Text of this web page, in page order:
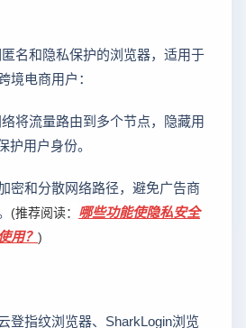
名和隐私保护的浏览器，适用于
境电商用户：
将流量路由到多个节点，隐藏用
用户身份。
密和分散网络路径，避免广告商
(推荐阅读： 哪些功能使隐私安全
用？ )
登指纹浏览器、SharkLogin浏览